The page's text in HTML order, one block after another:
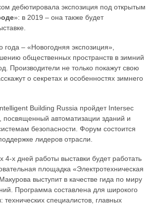
дебютировала экспозиция под открытым
»: в 2019 – она также будет
года – «Новогодняя экспозиция»,
общественных пространств в зимний
Производители не только покажут свою
о секретах и особенностях зимнего
Building Russia пройдет Intersec
посвященный автоматизации зданий и
безопасности. Форум состоится
лидеров отрасли.
4-х дней работы выставки будет работать
площадка «Электротехническая
выступит в качестве гида по миру
Программа составлена для широкого
технических специалистов, главных